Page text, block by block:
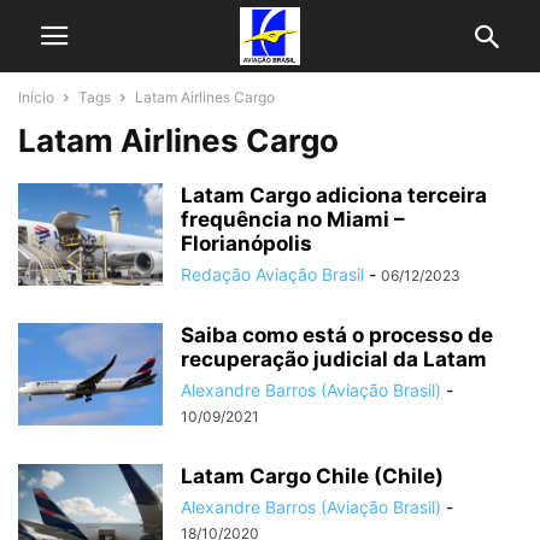
Início Tags Latam Airlines Cargo
Latam Airlines Cargo
Latam Cargo adiciona terceira
frequência no Miami –
Florianópolis
Redação Aviação Brasil - 06/12/2023
Saiba como está o processo de
recuperação judicial da Latam
Alexandre Barros (Aviação Brasil) -
10/09/2021
Latam Cargo Chile (Chile)
Alexandre Barros (Aviação Brasil) -
18/10/2020